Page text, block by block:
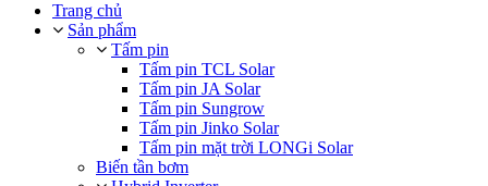
Trang chủ
Sản phẩm
Tấm pin
Tấm pin TCL Solar
Tấm pin JA Solar
Tấm pin Sungrow
Tấm pin Jinko Solar
Tấm pin mặt trời LONGi Solar
Biến tần bơm